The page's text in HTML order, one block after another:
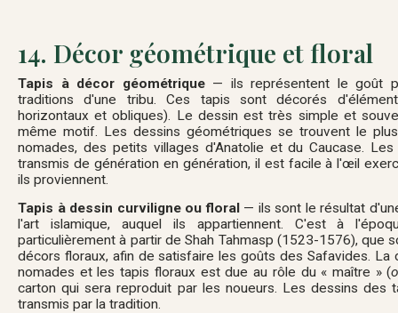
14. Décor géométrique et floral
Tapis à décor géométrique— ils représentent le goût
traditions d'une tribu. Ces tapis sont décorés
horizontaux et obliques). Le dessin est très simple et
même motif. Les dessins géométriques se trouvent le
nomades, des petits villages d'Anatolie et du Caucase.
transmis de génération en génération, il est facile à l'œil
ils proviennent.
Tapis à dessin curviligne ou floral— ils sont le résultat
l'art islamique, auquel ils appartiennent. C'est à
particulièrement à partir de Shah Tahmasp (1523-1576), que
décors floraux, afin de satisfaire les goûts des Safavides.
nomades et les tapis floraux est due au rôle du « maître » (
carton qui sera reproduit par les noueurs. Les dessins des
transmis par la tradition.